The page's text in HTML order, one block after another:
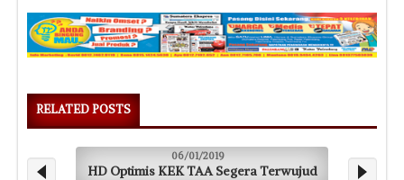
RELATED POSTS
06/01/2019
HD Optimis KEK TAA Segera Terwujud